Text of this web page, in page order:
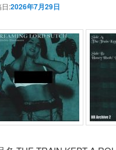
日:2026年7月29日